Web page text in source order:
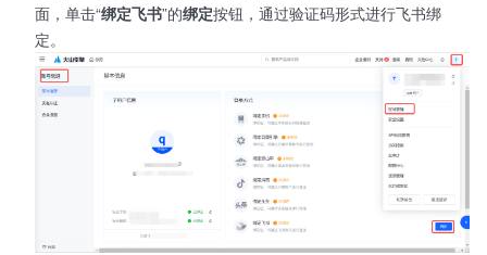
面，单击“绑定飞书”的绑定按钮，通过验证码形式进行飞书绑
定。